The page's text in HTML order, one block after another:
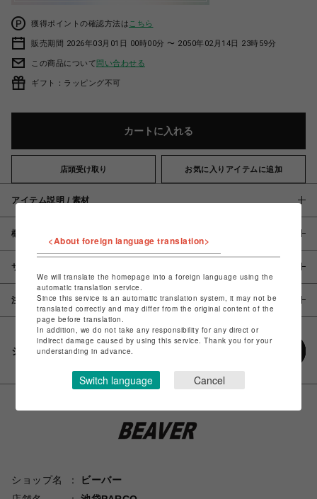
獲得ポイントの確認方法は こちら
販売期間 2026年03月01日 00時00分 〜 2050年02月14日 23時59分
この商品について問い合わせる
ギフト：ラッピング不可
カートに入れる
店頭受け取り お気に入りアイテムに追加
アイテム説明 / 素材
概要
サイズ
注意事項
シェアする
ショップ名
ビーバー
<About foreign language translation>
We will translate the homepage into a foreign language using the
automatic translation service.
Since this service is an automatic translation system, it may not be
translated correctly and may differ from the original content of the
page before translation.
In addition, we do not take any responsibility for any direct or
indirect damage caused by using this service. Thank you for your
understanding in advance.
Switch language Cancel